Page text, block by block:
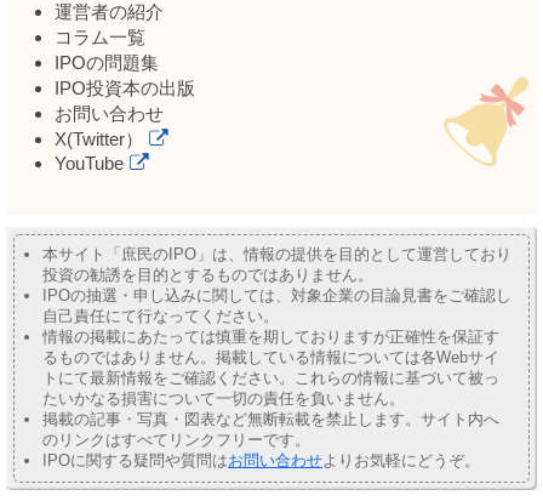
運営者の紹介
コラム一覧
IPOの問題集
IPO投資本の出版
お問い合わせ
X(Twitter）
YouTube
本サイト「庶民のIPO」は、情報の提供を目的として運営しており
投資の勧誘を目的とするものではありません。
IPOの抽選・申し込みに関しては、対象企業の目論見書をご確認し
自己責任にて行なってください。
情報の掲載にあたっては慎重を期しておりますが正確性を保証す
るものではありません。掲載している情報については各Webサイ
トにて最新情報をご確認ください。これらの情報に基づいて被っ
たいかなる損害について一切の責任を負いません。
掲載の記事・写真・図表など無断転載を禁止します。サイト内へ
のリンクはすべてリンクフリーです。
IPOに関する疑問や質問はお問い合わせよりお気軽にどうぞ。